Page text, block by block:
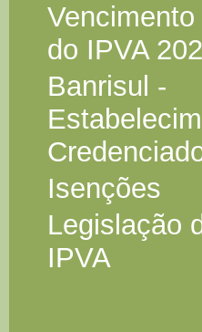
Vencimento
do IPVA
Banrisul -
Isenções
Legislação
IPVA